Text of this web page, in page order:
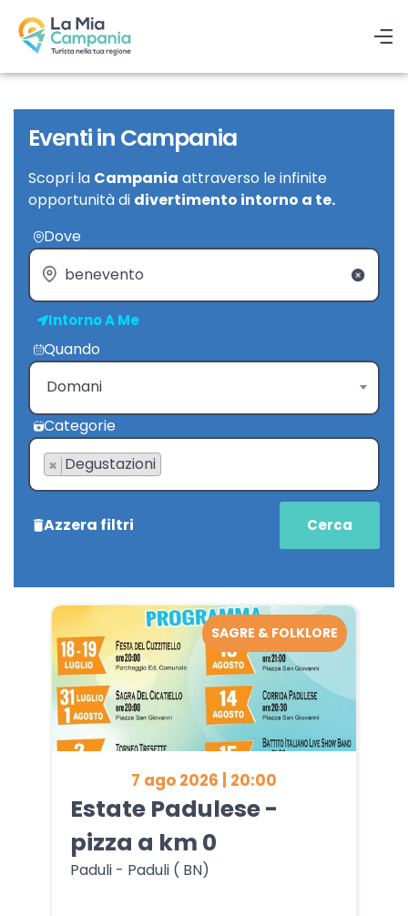
Eventi in Campania
Scopri la Campania attraverso le infinite
opportunità di divertimento intorno a te.
Dove
Intorno A Me
Quando
Domani
Categorie
× Degustazioni
Azzera filtri
7 ago 2026 | 20:00
Estate Padulese -
pizza a km 0
Paduli - Paduli ( BN)
SAGRE & FOLKLORE